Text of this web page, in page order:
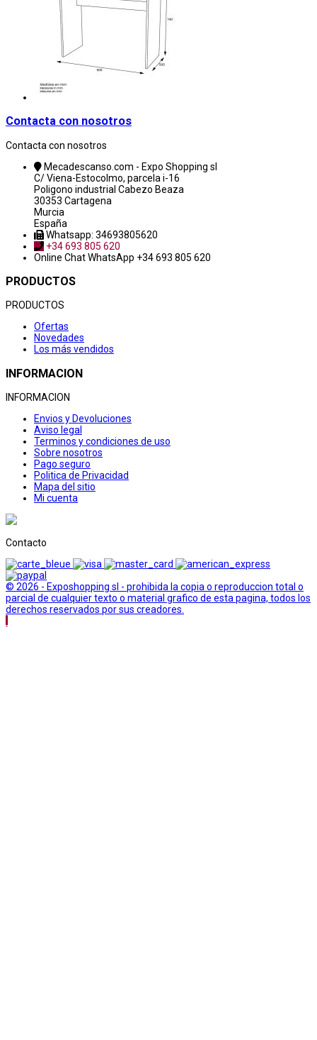
Contacta con nosotros
Contacta con nosotros
Mecadescanso.com - Expo Shopping sl
C/ Viena-Estocolmo, parcela i-16
Poligono industrial Cabezo Beaza
30353 Cartagena
Murcia
España
Whatsapp: 34693805620
+34 693 805 620
Online ChatWhatsApp +34 693 805 620
PRODUCTOS
PRODUCTOS
Ofertas
Novedades
Los más vendidos
INFORMACION
INFORMACION
Envios y Devoluciones
Aviso legal
Terminos y condiciones de uso
Sobre nosotros
Pago seguro
Politica de Privacidad
Mapa del sitio
Mi cuenta
Contacto
© 2026 - Exposhopping sl - prohibida la copia o reproduccion total o
parcial de cualquier texto o material grafico de esta pagina, todos los
derechos reservados por sus creadores.